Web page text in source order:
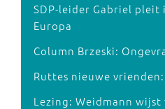
SDP-leider Gabriel pleit
Europa
Column Brzeski:
Ruttes nieuwe
Lezing: Weidmann